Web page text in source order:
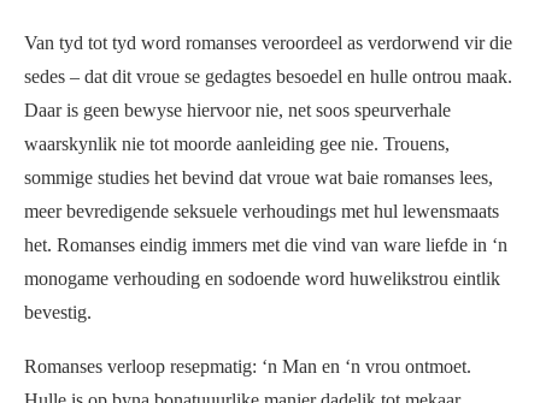
Van tyd tot tyd word romanses veroordeel as verdorwend vir die
sedes – dat dit vroue se gedagtes besoedel en hulle ontrou maak.
Daar is geen bewyse hiervoor nie, net soos speurverhale
waarskynlik nie tot moorde aanleiding gee nie. Trouens,
sommige studies het bevind dat vroue wat baie romanses lees,
meer bevredigende seksuele verhoudings met hul lewensmaats
het. Romanses eindig immers met die vind van ware liefde in ‘n
monogame verhouding en sodoende word huwelikstrou eintlik
bevestig.
Romanses verloop resepmatig: ‘n Man en ‘n vrou ontmoet.